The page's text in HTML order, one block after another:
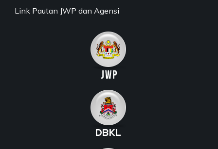
Link Pautan JWP dan Agensi